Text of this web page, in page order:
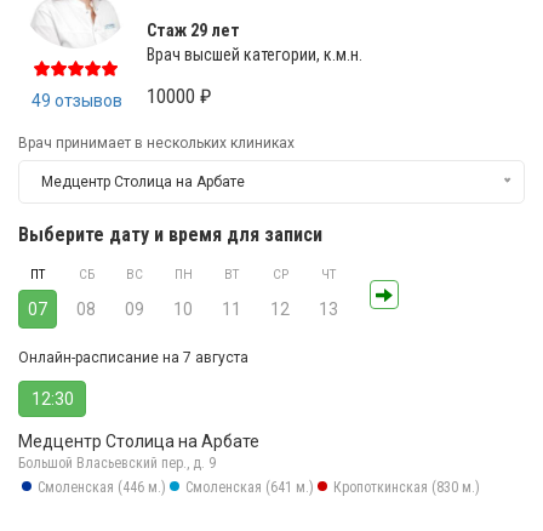
49 отзывов
Стаж 29 лет
Врач высшей категории, к.м.н.
10000 ₽
Врач принимает в нескольких клиниках
Медцентр Столица на Арбате
Выберите дату и время для записи
ПТ
07
СБ
08
ВС
09
ПН
10
ВТ
11
СР
12
ЧТ
13
Онлайн-расписание на 7 августа
12:30
Медцентр Столица на Арбате
Большой Власьевский пер., д. 9
Смоленская (446 м.)
Смоленская (641 м.) Кропоткинская (830 м.)